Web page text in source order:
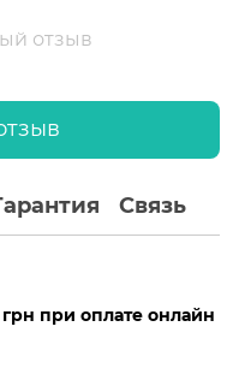
отзыв
Связь
грн при оплате онлайн